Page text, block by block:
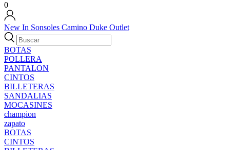
0
New In Sonsoles Camino Duke Outlet
BOTAS
POLLERA
PANTALON
CINTOS
BILLETERAS
SANDALIAS
MOCASINES
champion
zapato
BOTAS
CINTOS